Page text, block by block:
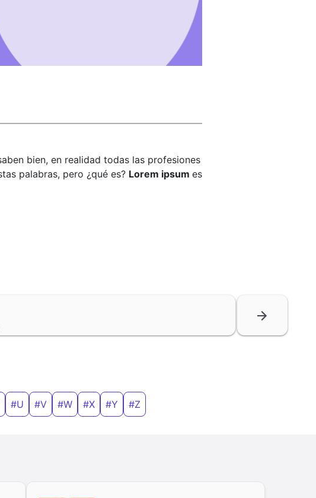
bien, en realidad todas las profesiones
palabras, pero ¿qué es? Lorem ipsum es
#U #V #W #X #Y #Z